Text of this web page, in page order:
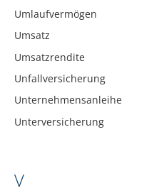
Umlaufvermögen
Umsatz
Umsatzrendite
Unfallversicherung
Unternehmensanleihe
Unterversicherung
V